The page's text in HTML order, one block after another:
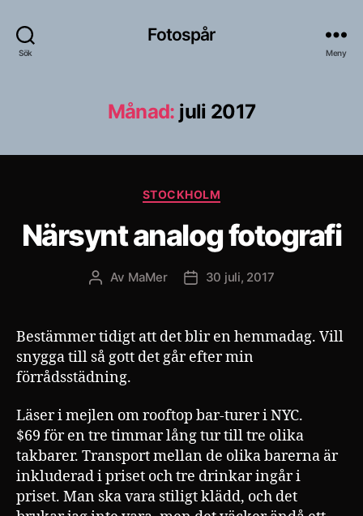
Sök
Fotospår
Meny
Månad: juli 2017
Kategorier
STOCKHOLM
Närsynt analog fotografi
Inläggsförfattare
Av MaMer Inläggsdatum
30 juli, 2017
Bestämmer tidigt att det blir en hemmadag. Vill
snygga till så gott det går efter min
förrådsstädning.
Läser i mejlen om rooftop bar-turer i NYC.
$69 för en tre timmar lång tur till tre olika
takbarer. Transport mellan de olika barerna är
inkluderad i priset och tre drinkar ingår i
priset. Man ska vara stiligt klädd, och det